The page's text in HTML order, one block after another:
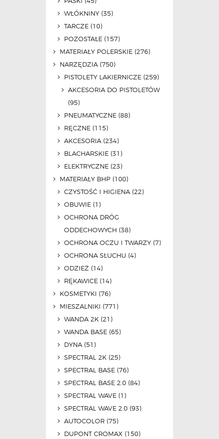
WŁÓKNINY (35)
TARCZE (10)
POZOSTAŁE (157)
MATERIAŁY POLERSKIE (276)
NARZĘDZIA (750)
PISTOLETY LAKIERNICZE (259)
AKCESORIA DO PISTOLETÓW
(95)
PNEUMATYCZNE (88)
RĘCZNE (115)
AKCESORIA (234)
BLACHARSKIE (31)
ELEKTRYCZNE (23)
MATERIAŁY BHP (100)
CZYSTOŚĆ I HIGIENA (22)
OBUWIE (1)
OCHRONA DRÓG
ODDECHOWYCH (38)
OCHRONA OCZU I TWARZY (7)
OCHRONA SŁUCHU (4)
ODZIEŻ (14)
RĘKAWICE (14)
KOSMETYKI (76)
MIESZALNIKI (771)
WANDA 2K (21)
WANDA BASE (65)
DYNA (51)
SPECTRAL 2K (25)
SPECTRAL BASE (76)
SPECTRAL BASE 2.0 (84)
SPECTRAL WAVE (1)
SPECTRAL WAVE 2.0 (93)
AUTOCOLOR (75)
DUPONT CROMAX (150)